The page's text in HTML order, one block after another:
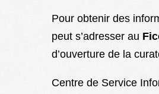
Pour obtenir des
peut s’adresser au
d’ouverture de la
Centre de Service